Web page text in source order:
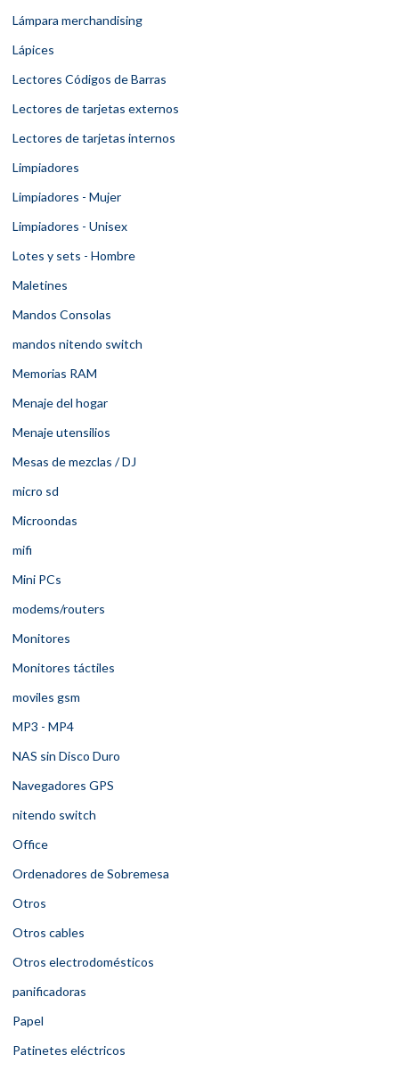
Lámpara merchandising
Lápices
Lectores Códigos de Barras
Lectores de tarjetas externos
Lectores de tarjetas internos
Limpiadores
Limpiadores - Mujer
Limpiadores - Unisex
Lotes y sets - Hombre
Maletines
Mandos Consolas
mandos nitendo switch
Memorias RAM
Menaje del hogar
Menaje utensilios
Mesas de mezclas / DJ
micro sd
Microondas
mifi
Mini PCs
modems/routers
Monitores
Monitores táctiles
moviles gsm
MP3 - MP4
NAS sin Disco Duro
Navegadores GPS
nitendo switch
Office
Ordenadores de Sobremesa
Otros
Otros cables
Otros electrodomésticos
panificadoras
Papel
Patinetes eléctricos